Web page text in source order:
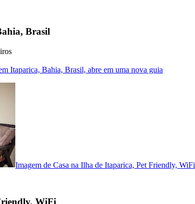
Brasil
Itaparica, Bahia, Brasil, abre em uma nova guia
Imagem de Casa na Ilha de Itaparica, Pet Friendly, WiFi
WiFi